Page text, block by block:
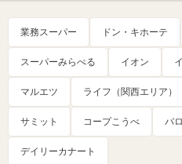
業務スーパー ドン・キホーテ
スーパーみらべる イオン
マルエツ ライフ（関西エリア）
サミット コープこうべ バ
デイリーカナート